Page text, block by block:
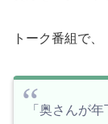
トーク番組で、
「奥さんが